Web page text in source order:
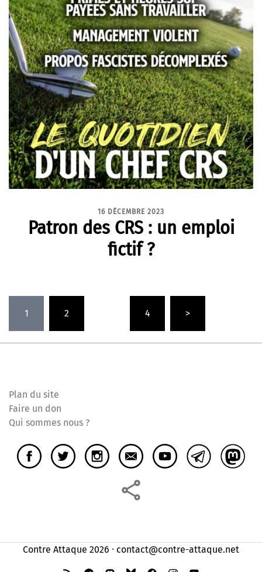
16 DÉCEMBRE 2023
Patron des CRS : un emploi
fictif ?
des
publications
1 2 4 >
Plan du site
Faire un don
Qui sommes nous ?
Contre Attaque 2026 ⸱ contact@contre-attaque.net